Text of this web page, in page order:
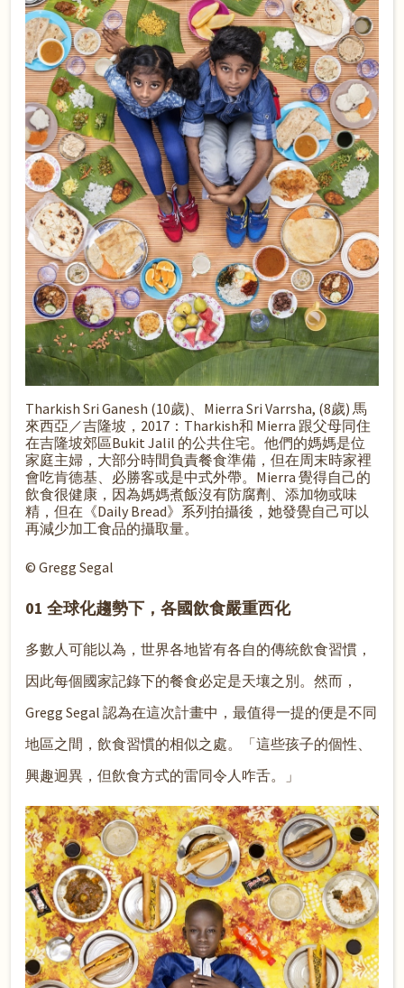
Tharkish Sri Ganesh (10歲)、Mierra Sri Varrsha, (8歲) 馬
來西亞／吉隆坡，2017：Tharkish和 Mierra 跟父母同住
在吉隆坡郊區Bukit Jalil 的公共住宅。他們的媽媽是位
家庭主婦，大部分時間負責餐食準備，但在周末時家裡
會吃肯德基、必勝客或是中式外帶。Mierra 覺得自己的
飲食很健康，因為媽媽煮飯沒有防腐劑、添加物或味
精，但在《Daily Bread》系列拍攝後，她發覺自己可以
再減少加工食品的攝取量。
© Gregg Segal
01 全球化趨勢下，各國飲食嚴重西化
多數人可能以為，世界各地皆有各自的傳統飲食習慣，
因此每個國家記錄下的餐食必定是天壤之別。然而，
Gregg Segal 認為在這次計畫中，最值得一提的便是不同
地區之間，飲食習慣的相似之處。「這些孩子的個性、
興趣迥異，但飲食方式的雷同令人咋舌。」